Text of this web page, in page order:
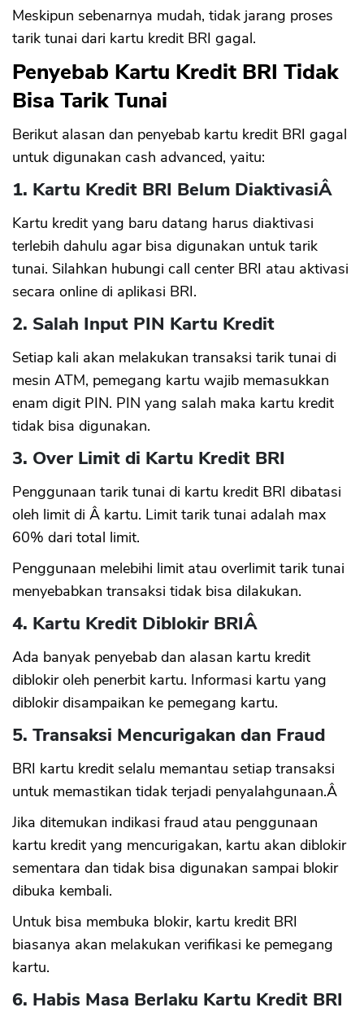
Meskipun sebenarnya mudah, tidak jarang proses
tarik tunai dari kartu kredit BRI gagal.
Penyebab Kartu Kredit BRI Tidak
Bisa Tarik Tunai
Berikut alasan dan penyebab kartu kredit BRI gagal
untuk digunakan cash advanced, yaitu:
1. Kartu Kredit BRI Belum DiaktivasiÂ
Kartu kredit yang baru datang harus diaktivasi
terlebih dahulu agar bisa digunakan untuk tarik
tunai. Silahkan hubungi call center BRI atau aktivasi
secara online di aplikasi BRI.
2. Salah Input PIN Kartu Kredit
Setiap kali akan melakukan transaksi tarik tunai di
mesin ATM, pemegang kartu wajib memasukkan
enam digit PIN. PIN yang salah maka kartu kredit
tidak bisa digunakan.
3. Over Limit di Kartu Kredit BRI
Penggunaan tarik tunai di kartu kredit BRI dibatasi
oleh limit di Â kartu. Limit tarik tunai adalah max
60% dari total limit.
Penggunaan melebihi limit atau overlimit tarik tunai
menyebabkan transaksi tidak bisa dilakukan.
4. Kartu Kredit Diblokir BRIÂ
Ada banyak penyebab dan alasan kartu kredit
diblokir oleh penerbit kartu. Informasi kartu yang
diblokir disampaikan ke pemegang kartu.
5. Transaksi Mencurigakan dan Fraud
BRI kartu kredit selalu memantau setiap transaksi
untuk memastikan tidak terjadi penyalahgunaan.Â
Jika ditemukan indikasi fraud atau penggunaan
kartu kredit yang mencurigakan, kartu akan diblokir
sementara dan tidak bisa digunakan sampai blokir
dibuka kembali.
Untuk bisa membuka blokir, kartu kredit BRI
biasanya akan melakukan verifikasi ke pemegang
kartu.
6. Habis Masa Berlaku Kartu Kredit BRI